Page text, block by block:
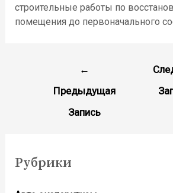
строительные работы по
помещения до первоначального
←
Предыдущая
Запись
Рубрики